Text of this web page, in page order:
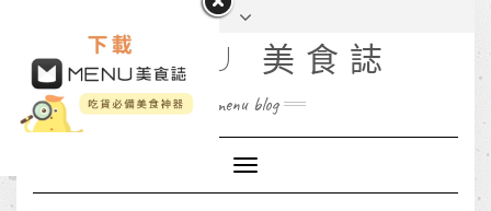
MENU 美食誌
menu blog
Toggle
Navigation